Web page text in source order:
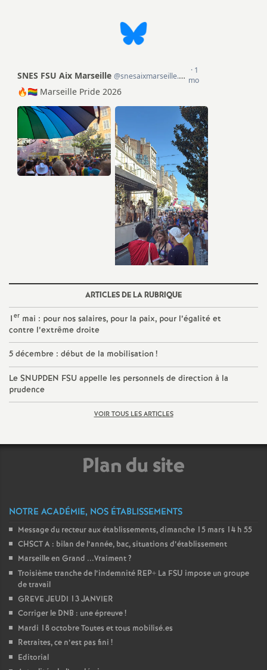
n
s
T
o
u
r
s
ARTICLES DE LA RUBRIQUE
1er mai : pour nos salaires, pour la paix, pour l’égalité et
contre l’extrême droite
5 décembre : début de la mobilisation !
Le SNUPDEN FSU appelle les personnels de direction à la
prudence
VOIR TOUS LES ARTICLES
Plan du site
NOTRE ACADÉMIE, NOS ÉTABLISSEMENTS
Message du recteur aux établissements, dimanche 15 mars 14 h 55
CHSCT A : bilan de l’année, bac, situations d’établissement
Marseille en Grand ...Vraiment?
Troisième tranche de l’indemnité REP+ La FSU impose un groupe
de travail
GREVE JEUDI 13 JANVIER
Corriger le DNB : une épreuve!
Mardi 18 octobre Toutes et tous mobilisé.es
Retraites, ce n’est pas fini !
Editorial